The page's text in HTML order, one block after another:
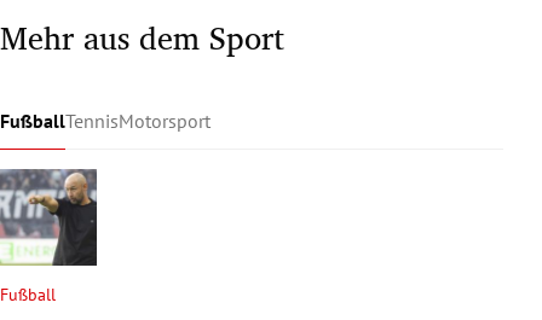
Mehr aus dem Sport
FußballTennisMotorsport
Fußball